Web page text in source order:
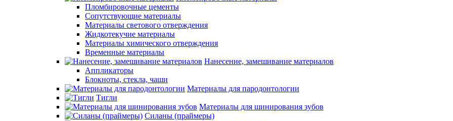
Пломбировочные цементы
Сопутствующие материалы
Материалы светового отверждения
Жидкотекучие материалы
Материалы химического отверждения
Временные материалы
Нанесение, замешивание материалов
Аппликаторы
Блокноты, стекла, чаши
Материалы для пародонтологии
Тигли
Материалы для шинирования зубов
Силаны (праймеры)